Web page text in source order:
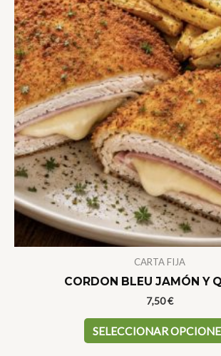
CARTA FIJA
CORDON BLEU JAMÓN Y
7,50€
SELECCIONAR